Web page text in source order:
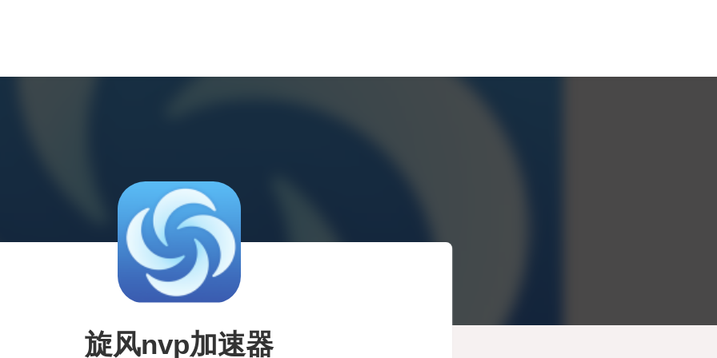
旋风nvp加速器